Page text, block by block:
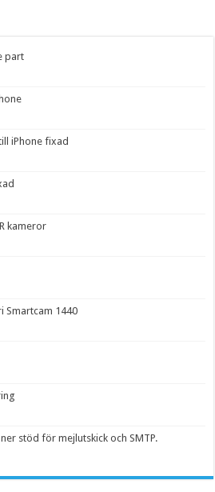
part
iPhone fixad
kameror
Smartcam 1440
stöd för mejlutskick och SMTP.